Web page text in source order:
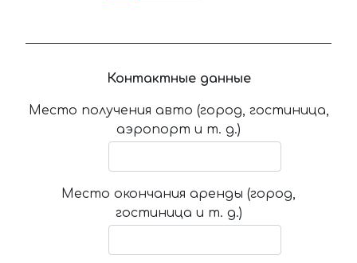
Контактные данные
Место получения авто (город, гостиница,
аэропорт и т. д.)
Место окончания аренды (город,
гостиница и т. д.)